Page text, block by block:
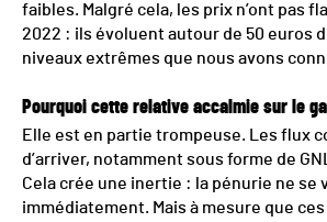
faibles. Malgré cela, les prix n’ont pas
2022 : ils évoluent autour de 50 euros
niveaux extrêmes que nous avons
Pourquoi cette relative accalmie sur le
Elle est en partie trompeuse. Les flux
d’arriver, notamment sous forme de
Cela crée une inertie : la pénurie ne se
immédiatement. Mais à mesure que